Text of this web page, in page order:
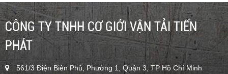
CÔNG TY TNHH CƠ GIỚI VẬN TẢI TIẾN
PHÁT
561/3 Điện Biên Phủ, Phường 1, Quận 3, TP Hồ Chí Minh